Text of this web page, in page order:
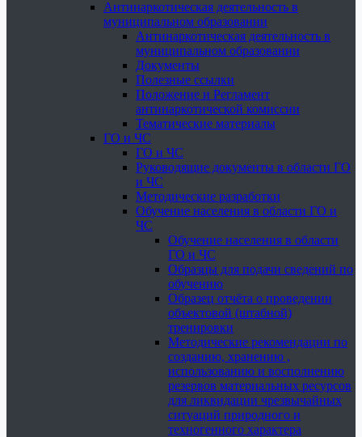
Антинаркотическая деятельность в
муниципальном образовании
Антинаркотическая деятельность в
муниципальном образовании
Документы
Полезные ссылки
Положение и Регламент
антинаркотической комиссии
Тематические материалы
ГО и ЧС
ГО и ЧС
Руководящие документы в области ГО
и ЧС
Методические разработки
Обучение населения в области ГО и
ЧС
Обучение населения в области
ГО и ЧС
Образцы для подачи сведений по
обучению
Образец отчёта о проведении
объектовой (штабной)
тренировки
Методические рекомендации по
созданию, хранению ,
использованию и восполнению
резервов материальных ресурсов
для ликвидации чрезвычайных
ситуаций природного и
техногенного характера